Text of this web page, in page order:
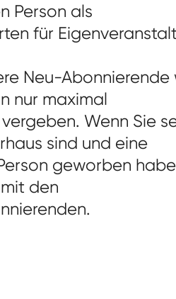
Person als
für
Neu-Abonnierende
nur maximal
Wenn Sie
sind und eine
geworben
den